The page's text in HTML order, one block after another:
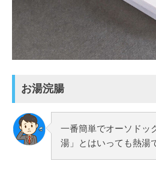
お湯浣腸
一番簡単でオーソドッ
湯」とはいっても熱湯